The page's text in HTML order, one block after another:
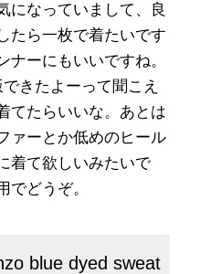
になっていまして、良
たら一枚で着たいです
ナーにもいいですね。
きたよーって聞こえ
てたらいいな。あとは
ァーとか低めのヒール
着て欲しいみたいで
でどうぞ。
blue dyed sweat